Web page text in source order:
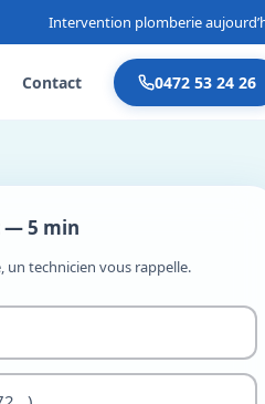
Intervention plomberie
Contact 0472 53 24 26
— 5 min
un technicien vous rappelle.